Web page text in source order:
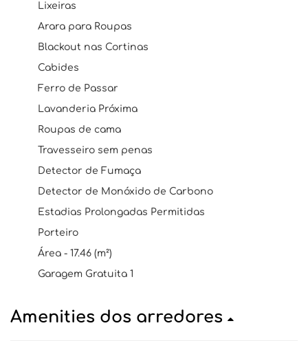
Lixeiras
Arara para Roupas
Blackout nas Cortinas
Cabides
Ferro de Passar
Lavanderia Próxima
Roupas de cama
Travesseiro sem penas
Detector de Fumaça
Detector de Monóxido de Carbono
Estadias Prolongadas Permitidas
Porteiro
Área - 17.46 (m²)
Garagem Gratuita 1
Amenities dos arredores